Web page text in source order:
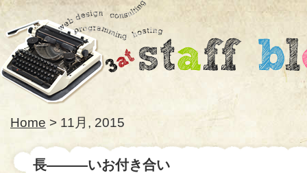
Home > 11月, 2015
長―――いお付き合い